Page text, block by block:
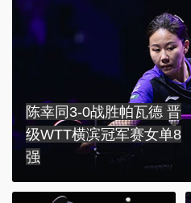
陈幸同3-0战胜帕瓦德 晋
级WTT横滨冠军赛女单8
强